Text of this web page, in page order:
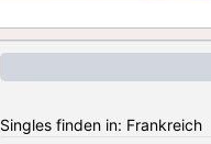
Singles finden in: Frankreich